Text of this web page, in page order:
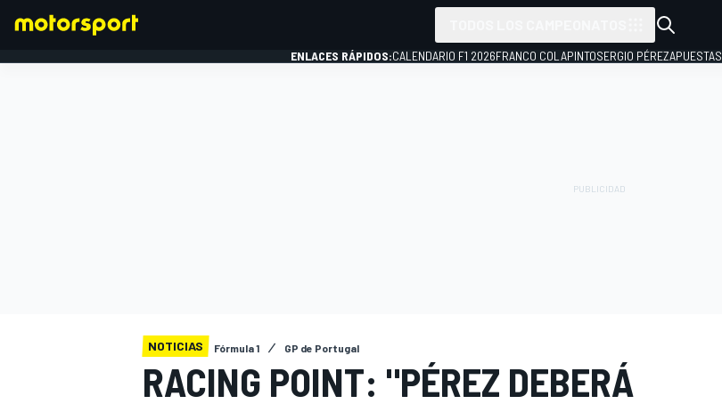
ENLACES RÁPIDOS:CALENDARIO F1 2026FRANCO COLAPINTOSERGIO PÉREZAPUESTAS
NOTICIAS Fórmula 1 GP de Portugal
RACING POINT: "PÉREZ DEBERÁ